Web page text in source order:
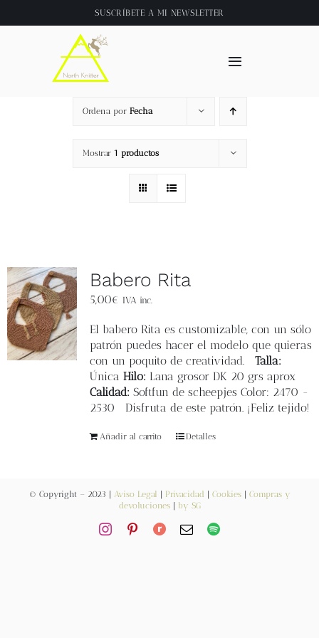
al
SUSCRÍBETE A MI NEWSLETTER
Toggle
About
Tienda
Videos
Blog
Contacto
Newsletter
Mi cuenta
Ordena por Fecha
Mostrar 1 productos
Babero Rita
5,00€ IVA inc.
El babero Rita es customizable, con un sólo
patrón puedes hacer el modelo que quieras
con un poquito de creatividad. Talla:
Única Hilo: Lana grosor DK 20 grs aprox
Calidad: Softfun de scheepjes Color: 2470 -
2530 Disfruta de este patrón. ¡Feliz tejido!
Añadir al carrito Detalles
© Copyright – 2023 | Aviso Legal Privacidad Cookies| Compras y
devoluciones| by SG